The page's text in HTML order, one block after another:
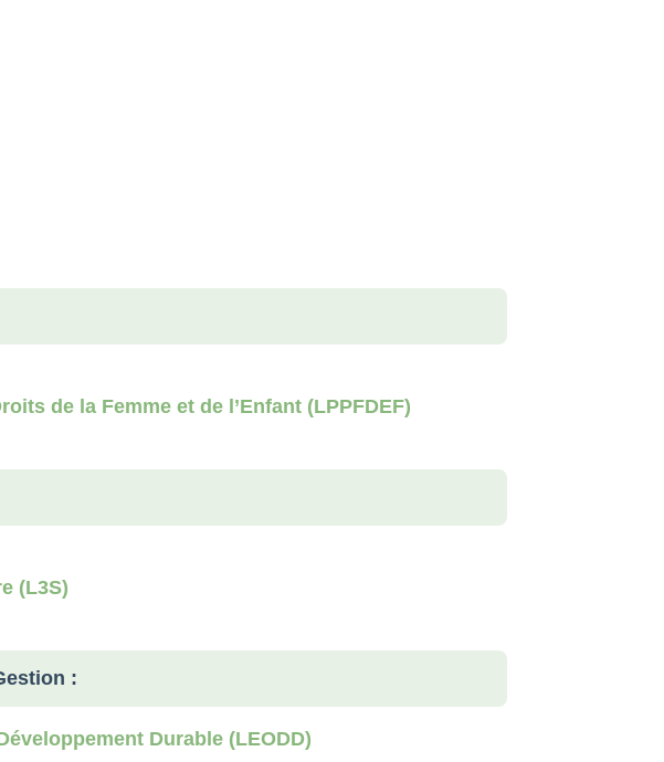
de la Femme et de l’Enfant (LPPFDEF)
(L3S)
:
Durable (LEODD)